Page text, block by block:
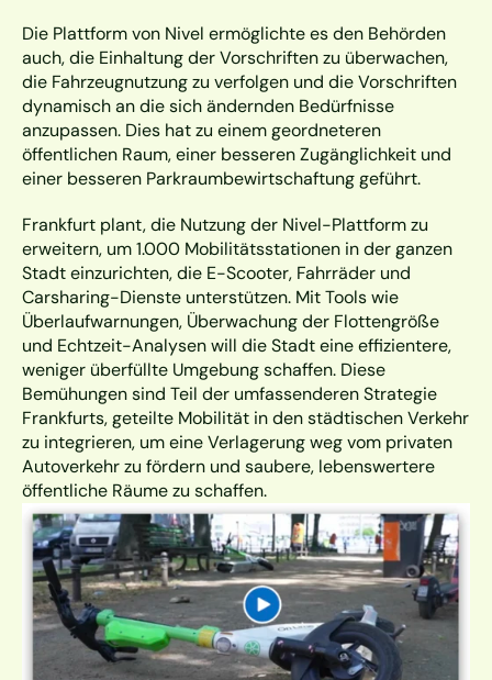
Die Plattform von Nivel ermöglichte es den Behörden
auch, die Einhaltung der Vorschriften zu überwachen,
die Fahrzeugnutzung zu verfolgen und die Vorschriften
dynamisch an die sich ändernden Bedürfnisse
anzupassen. Dies hat zu einem geordneteren
öffentlichen Raum, einer besseren Zugänglichkeit und
einer besseren Parkraumbewirtschaftung geführt.
Frankfurt plant, die Nutzung der Nivel-Plattform zu
erweitern, um 1.000 Mobilitätsstationen in der ganzen
Stadt einzurichten, die E-Scooter, Fahrräder und
Carsharing-Dienste unterstützen. Mit Tools wie
Überlaufwarnungen, Überwachung der Flottengröße
und Echtzeit-Analysen will die Stadt eine effizientere,
weniger überfüllte Umgebung schaffen. Diese
Bemühungen sind Teil der umfassenderen Strategie
Frankfurts, geteilte Mobilität in den städtischen Verkehr
zu integrieren, um eine Verlagerung weg vom privaten
Autoverkehr zu fördern und saubere, lebenswertere
öffentliche Räume zu schaffen.